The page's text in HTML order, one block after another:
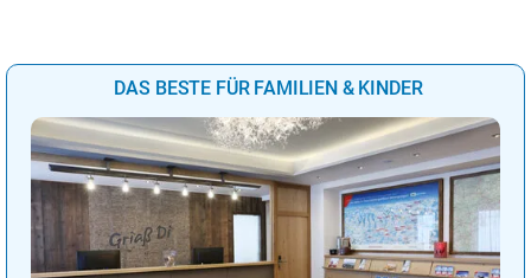
DAS BESTE FÜR FAMILIEN & KINDER